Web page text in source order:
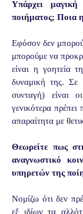
Υπάρχει
ποιήματος; Ποια
Εφόσον δεν
μπορούμε να
είναι η γοητεία
δυναμική της.
συνταγή) είναι
γενικότερα πρέπει
απαραίτητα με
Θεωρείτε πως
αναγνωστικό
υπηρετών της
Νομίζω ότι δεν
εξ ιδίων τα